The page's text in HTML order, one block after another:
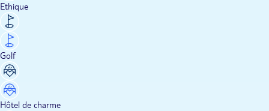
Ethique
Golf
Hôtel de charme